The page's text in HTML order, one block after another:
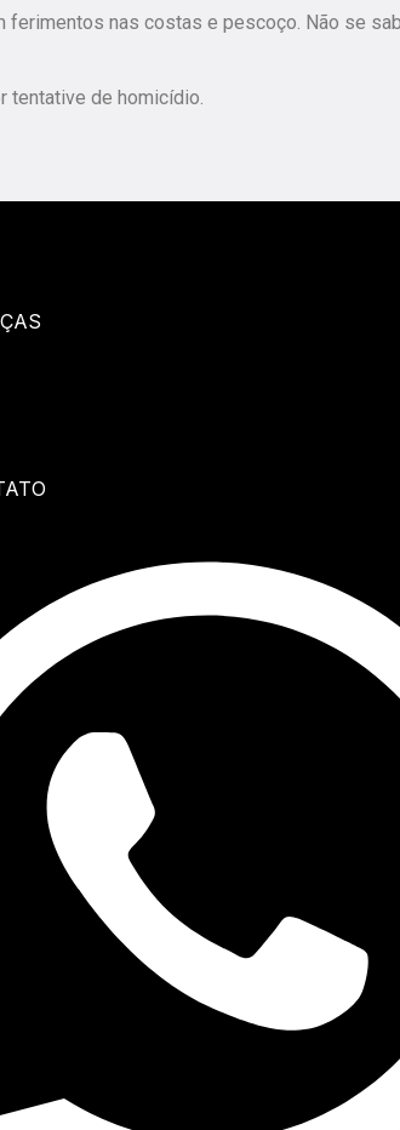
ferimentos nas costas e pescoço. Não se
tentative de homicídio.